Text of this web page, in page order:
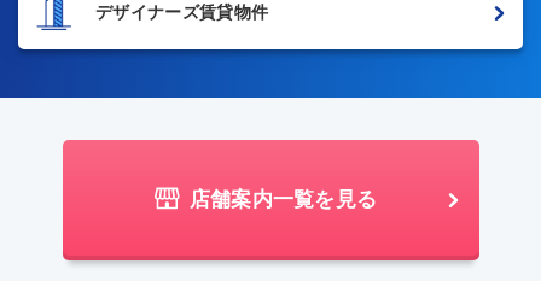
デザイナーズ賃貸物件
店舗案内一覧を見る